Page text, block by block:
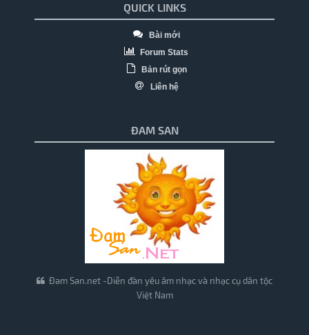
QUICK LINKS
Bài mới
Forum Stats
Bản rút gọn
Liên hệ
ĐAM SAN
Đam San.net -Diễn đàn yêu âm nhạc và nhạc cụ dân tộc
Việt Nam